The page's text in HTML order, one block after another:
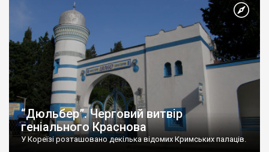
“Дюльбер”. Черговий витвір
геніального Краснова
У Кореїзі розташовано декілька відомих Кримських палаців.